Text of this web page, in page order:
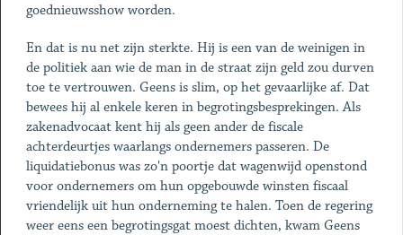
goednieuwsshow worden.
En dat is nu net zijn sterkte. Hij is een van de weinigen in
de politiek aan wie de man in de straat zijn geld zou durven
toe te vertrouwen. Geens is slim, op het gevaarlijke af. Dat
bewees hij al enkele keren in begrotingsbesprekingen. Als
zakenadvocaat kent hij als geen ander de fiscale
achterdeurtjes waarlangs ondernemers passeren. De
liquidatiebonus was zo'n poortje dat wagenwijd openstond
voor ondernemers om hun opgebouwde winsten fiscaal
vriendelijk uit hun onderneming te halen. Toen de regering
weer eens een begrotingsgat moest dichten, kwam Geens